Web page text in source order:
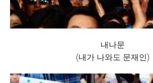
내나문
(내가 나와도 문재인)